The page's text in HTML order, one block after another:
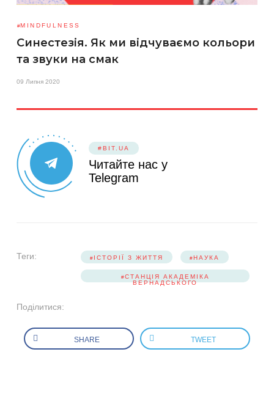
MINDFULNESS
Синестезія. Як ми відчуваємо кольори
та звуки на смак
09 Липня 2020
#BIT.UA
Читайте нас у
Telegram
Теги: ІСТОРІЇ З ЖИТТЯ НАУКА
СТАНЦІЯ АКАДЕМІКА
ВЕРНАДСЬКОГО
Поділитися:
SHARE TWEET